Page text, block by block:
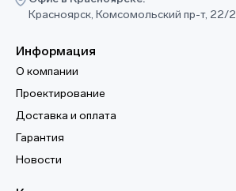
Красноярск, Комсомольский пр-т, 22/2
Информация
О компании
Проектирование
Доставка и оплата
Гарантия
Новости